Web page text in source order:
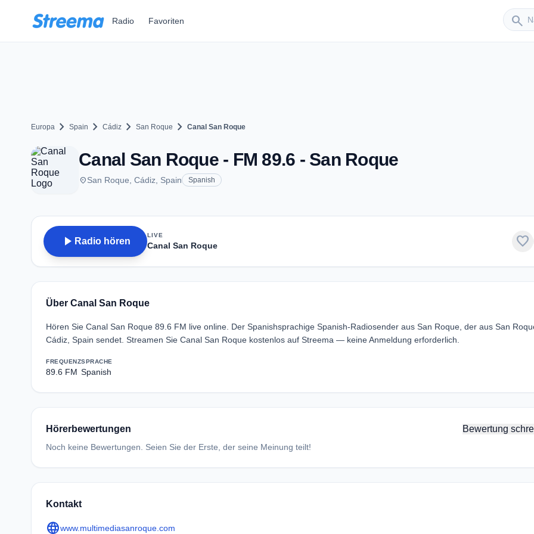
Radio Favoriten search
Sender
Europa chevron_right Spain chevron_right Cádiz chevron_right San Roque chevron_right Canal San Roque
Canal San Roque - FM 89.6 - San Roque
placeSan Roque, Cádiz, Spain Spanish
play_arrow Radio hören
LIVE
Canal San Roque favorite
Über Canal San Roque
Hören Sie Canal San Roque 89.6 FM live online. Der Spanishsprachige Spanish-Radiosender aus San Roque, der aus San
Cádiz, Spain sendet. Streamen Sie Canal San Roque kostenlos auf Streema — keine Anmeldung erforderlich.
FREQUENZ
89.6 FM
SPRACHE
Spanish
Hörerbewertungen Bewertung
Noch keine Bewertungen. Seien Sie der Erste, der seine Meinung teilt!
Kontakt
languagewww.multimediasanroque.com